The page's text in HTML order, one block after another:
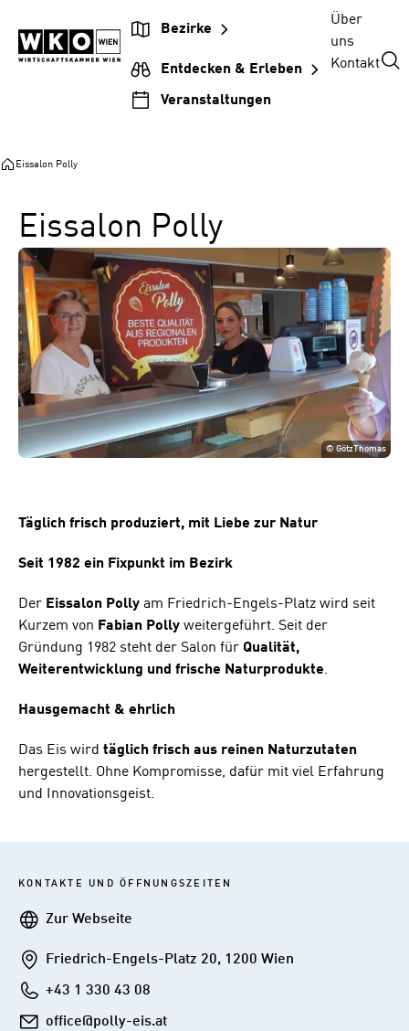
Inhalt
springen
Hauptnavigation
springen
Footer
springen
Bezirke
Entdecken & Erleben
Veranstaltungen
Über
uns
Kontakt
Eissalon Polly
Eissalon Polly
©GötzThomas
Täglich frisch produziert, mit Liebe zur Natur
Seit 1982 ein Fixpunkt im Bezirk
Der Eissalon Polly am Friedrich-Engels-Platz wird seit
Kurzem von Fabian Polly weitergeführt. Seit der
Gründung 1982 steht der Salon für Qualität,
Weiterentwicklung und frische Naturprodukte.
Hausgemacht & ehrlich
Das Eis wird täglich frisch aus reinen Naturzutaten
hergestellt. Ohne Kompromisse, dafür mit viel Erfahrung
und Innovationsgeist.
KONTAKTE UND ÖFFNUNGSZEITEN
WebseiteZur Webseite
AddresseFriedrich-Engels-Platz 20, 1200 Wien
Telefon+43 1 330 43 08
E-
office@polly-eis.at